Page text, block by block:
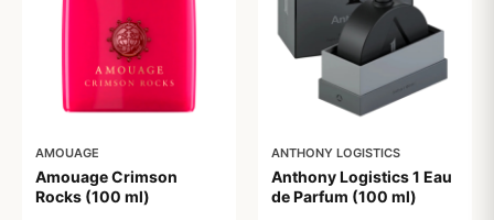
AMOUAGE
Amouage Crimson
Rocks (100 ml)
ANTHONY LOGISTICS
Anthony Logistics 1 Eau
de Parfum (100 ml)